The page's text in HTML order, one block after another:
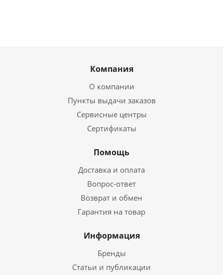
Компания
О компании
Пункты выдачи заказов
Сервисные центры
Сертификаты
Помощь
Доставка и оплата
Вопрос-ответ
Возврат и обмен
Гарантия на товар
Информация
Бренды
Статьи и публикации